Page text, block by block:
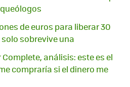
de euros para liberar 30
sobrevive una
análisis: este es el
compraría si el dinero me